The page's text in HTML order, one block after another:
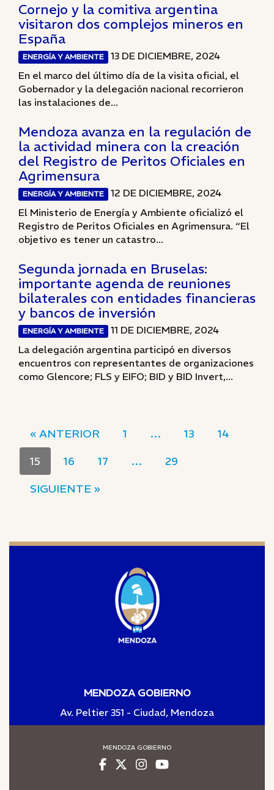
Cornejo y la comitiva argentina
visitaron dos complejos mineros en
España
ENERGÍA Y AMBIENTE
13 DE DICIEMBRE, 2024
En el marco del último día de la visita oficial, el
Gobernador y la delegación nacional recorrieron
las instalaciones de...
Mendoza avanza en la regulación de
la actividad minera con la creación
del Registro de Peritos Oficiales en
Agrimensura
ENERGÍA Y AMBIENTE
12 DE DICIEMBRE, 2024
El Ministerio de Energía y Ambiente oficializó el
Registro de Peritos Oficiales en Agrimensura. “El
objetivo es tener un catastro...
Segunda jornada en Bruselas:
importante agenda de reuniones
bilaterales con entidades financieras
y bancos de inversión
ENERGÍA Y AMBIENTE
11 DE DICIEMBRE, 2024
La delegación argentina participó en diversos
encuentros con representantes de organizaciones
como Glencore; FLS y EIFO; BID y BID Invert,...
« ANTERIOR 1 … 13
14
15
16 17 …
29
SIGUIENTE »
MENDOZA GOBIERNO
Av. Peltier 351 - Ciudad, Mendoza
MENDOZA GOBIERNO